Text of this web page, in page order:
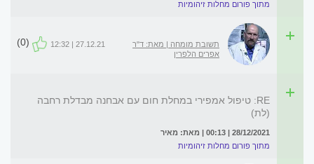
מתוך פורום מחלות זיהומיות
תשובת מומחה | מאת: ד"ר
אפרים הלפרין
27.12.21 | 12:32
(0)
RE: טיפול אמפירי במחלת חום עם אבחנה מבדלת רחבה
(לת)
28/12/2021 | 00:13 | מאת: מאיר
מתוך פורום מחלות זיהומיות